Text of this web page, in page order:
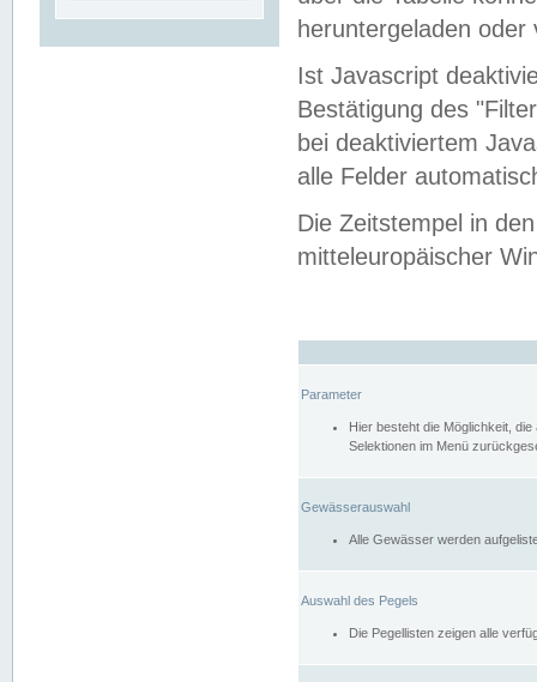
heruntergeladen oder
Ist Javascript
Bestätigung des
bei deaktiviertem
alle Felder
Die Zeitstempel in
mitteleuropäischer
Parameter
Hier besteht die Möglichkeit,
Selektionen im Menü
Gewässerauswahl
Alle Gewässer werden
Auswahl des Pegels
Die Pegellisten zeigen alle